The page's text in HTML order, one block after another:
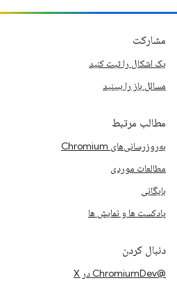
مشارکت
یک اشکال را ثبت کنید
مسائل باز را ببینید
مطالب مرتبط
به‌روزرسانی‌های Chromium
مطالعات موردی
بایگانی
پادکست ها و نمایش ها
دنبال کردن
@ChromiumDev در X